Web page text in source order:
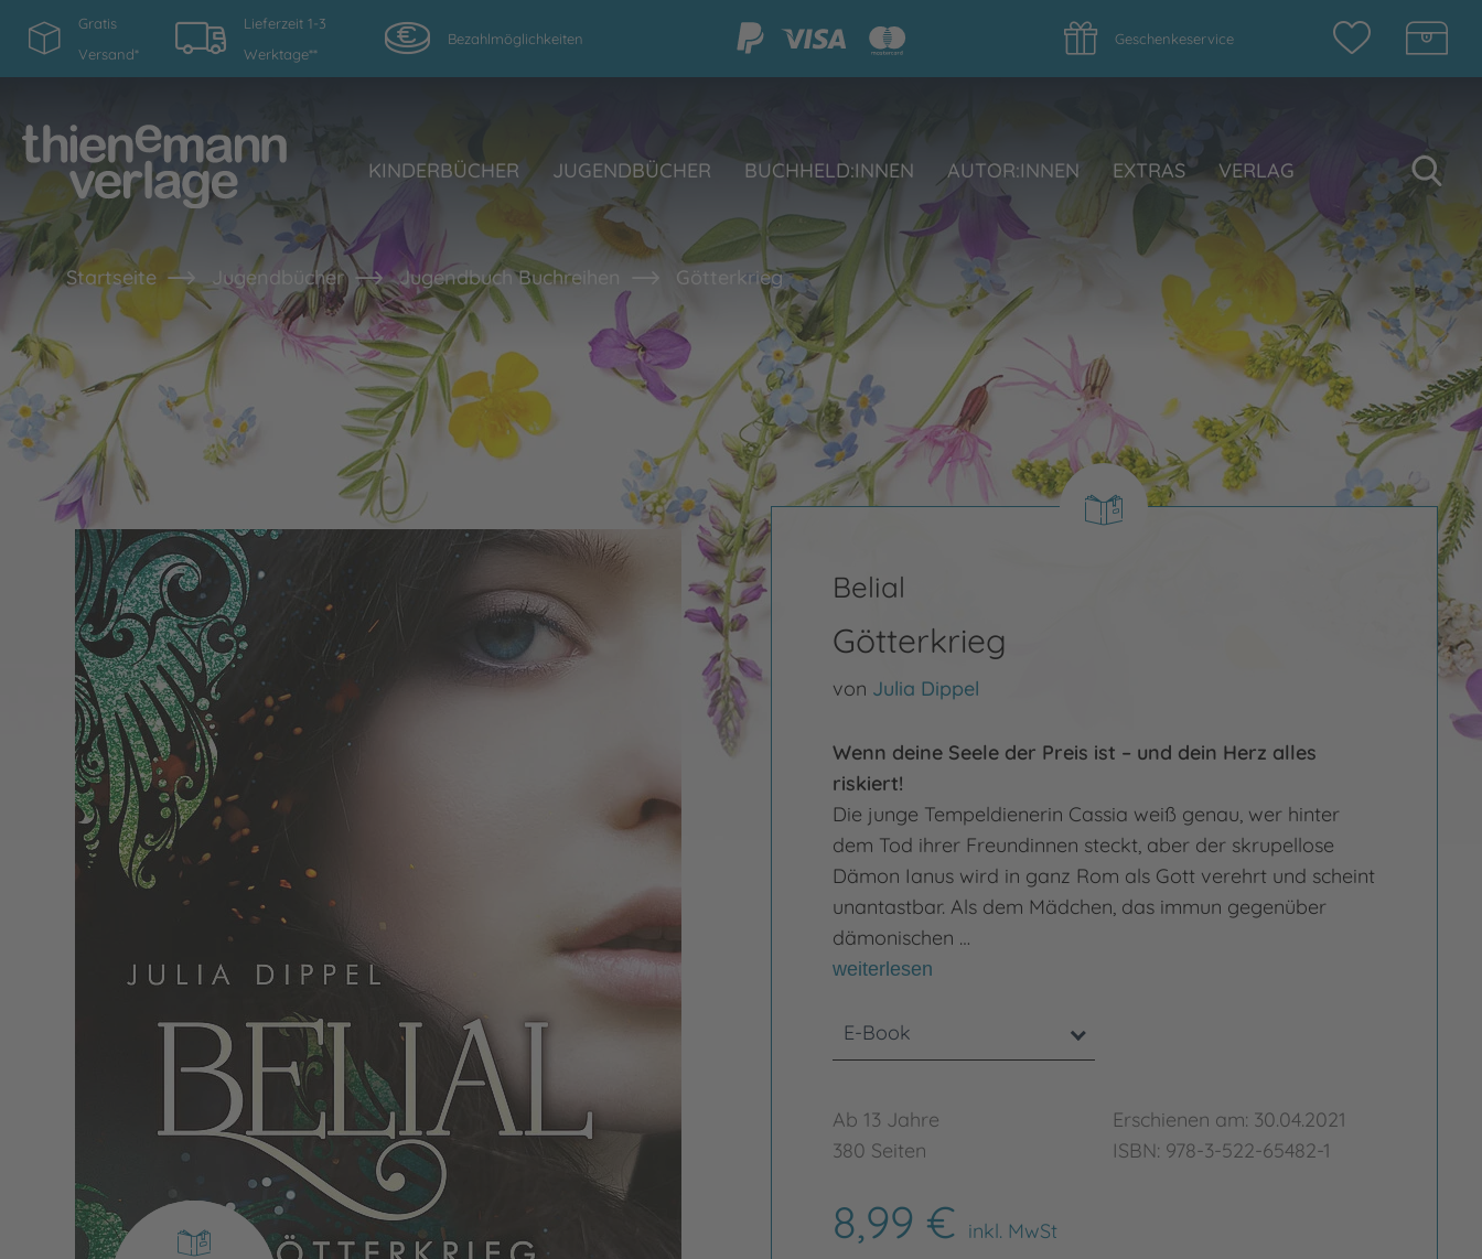
Gratis
Versand*
Lieferzeit 1-3
Werktage**
Bezahlmöglichkeiten Geschenkeservice
KINDERBÜCHER JUGENDBÜCHER BUCHHELD:INNEN AUTOR:INNEN EXTRAS VERLAG
Startseite Jugendbücher Jugendbuch Buchreihen Götterkrieg
Belial
Götterkrieg
von Julia Dippel
Wenn deine Seele der Preis ist – und dein Herz alles
riskiert!
Die junge Tempeldienerin Cassia weiß genau, wer hinter
dem Tod ihrer Freundinnen steckt, aber der skrupellose
Dämon Ianus wird in ganz Rom als Gott verehrt und scheint
unantastbar. Als dem Mädchen, das immun gegenüber
dämonischen …
weiterlesen
E-Book
Ab 13 Jahre
380 Seiten
Erschienen am: 30.04.2021
ISBN: 978-3-522-65482-1
8,99 € inkl. MwSt